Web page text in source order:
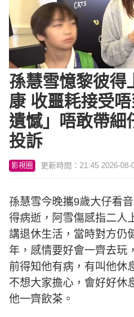
Unmute Loaded:
20.06%
孫慧雪憶黎彼得
康 收噩耗接受
遺憾」唔敢帶細
投訴
影視圈 更新時間：21:45 2026-08-
孫慧雪今晚攜9歲大仔看
得病逝，阿雪傷感指二人
講退休生活，當時對方仍
年，感情要好會一齊去玩
前得知他有病，有叫他休
不想大家擔心，會好好休
他一齊飲茶。